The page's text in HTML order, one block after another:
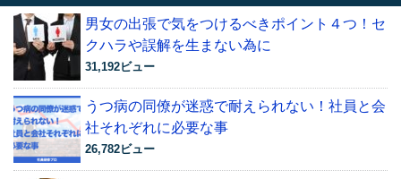
男女の出張で気をつけるべきポイント４つ！セ
クハラや誤解を生まない為に
31,192ビュー
うつ病の同僚が迷惑で耐えられない！社員と会
社それぞれに必要な事
26,782ビュー